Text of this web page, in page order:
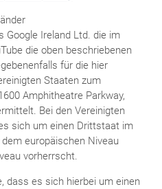
Google Ireland Ltd. die im
die oben beschriebenen
für die hier
Staaten zum
Amphitheatre Parkway,
Bei den Vereinigten
sich um einen Drittstaat im
dem europäischen Niveau
vorherrscht.
dass es sich hierbei um einen